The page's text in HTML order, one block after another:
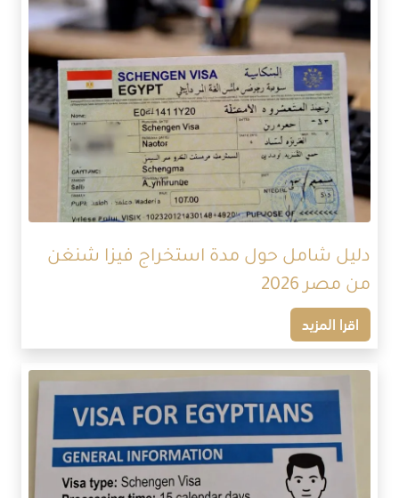
دليل شامل حول مدة استخراج فيزا شنغن
من مصر 2026
اقرا المزيد